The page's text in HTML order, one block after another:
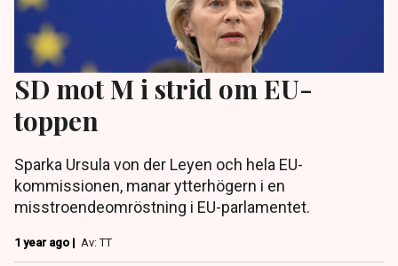
SD mot M i strid om EU-
toppen
Sparka Ursula von der Leyen och hela EU-
kommissionen, manar ytterhögern i en
misstroendeomröstning i EU-parlamentet.
1 year ago | Av: TT